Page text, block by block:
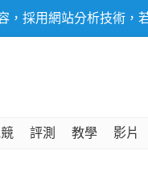
，採用網站分析技術，
評測 教學 影片